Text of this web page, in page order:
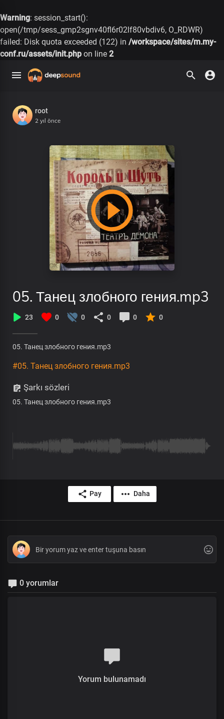
Warning: session_start():
open(/tmp/sess_gmp2sgnv40fl6r02lf80vbdiv6, O_RDWR)
failed: Disk quota exceeded (122) in /workspace/sites/m.my-
conf.ru/assets/init.php on line 2
root
2 yıl önce
05. Танец злобного гения.mp3
23 0 0 0 0 0
05. Танец злобного гения.mp3
#05. Танец злобного гения.mp3
Şarkı sözleri
05. Танец злобного гения.mp3
Pay Daha
0 yorumlar
Yorum bulunamadı